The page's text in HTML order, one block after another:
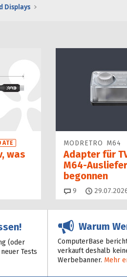
Displays
was
MODRETRO M64
Adapter für
M64-
begon­nen
9 Kommentare
(oder
Tests
Warum
ComputerBase
verkauft deshalb
Werbebanner. Mehr